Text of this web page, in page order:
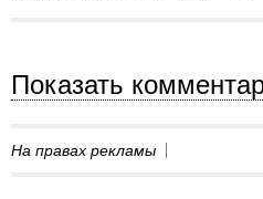
Показать
На правах рекламы